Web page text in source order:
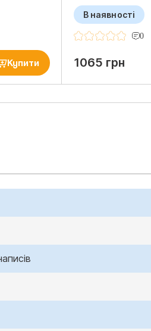
Купити
В наявності
0
1065 грн